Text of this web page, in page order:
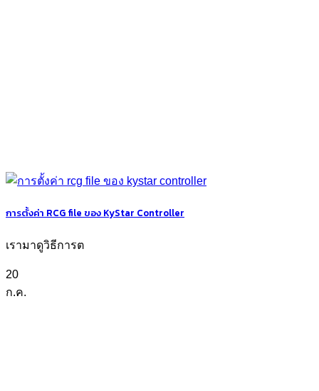
การตั้งค่า RCG file ของ KyStar Controller
เรามาดูวิธีการต
20
ก.ค.